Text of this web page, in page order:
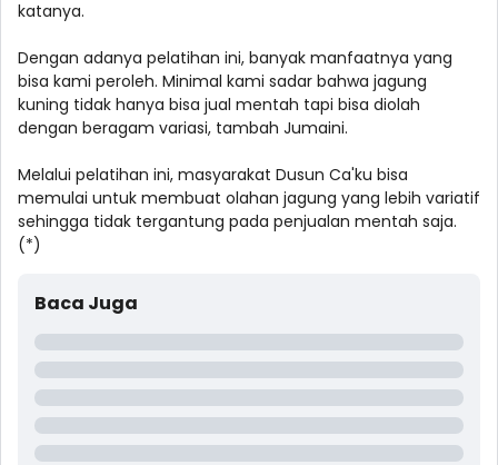
katanya.
Dengan adanya pelatihan ini, banyak manfaatnya yang
bisa kami peroleh. Minimal kami sadar bahwa jagung
kuning tidak hanya bisa jual mentah tapi bisa diolah
dengan beragam variasi, tambah Jumaini.
Melalui pelatihan ini, masyarakat Dusun Ca'ku bisa
memulai untuk membuat olahan jagung yang lebih variatif
sehingga tidak tergantung pada penjualan mentah saja.
(*)
Baca Juga